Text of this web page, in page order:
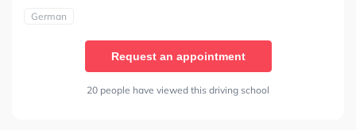
German
Request an appointment
20 people have viewed this driving school